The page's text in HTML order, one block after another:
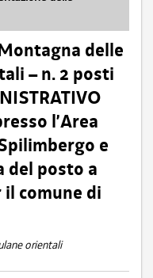
delle
– n. 2 posti
l’Area
e
del posto a
il comune di
orientali